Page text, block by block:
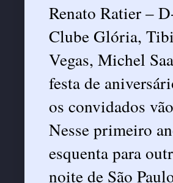
Renato Ratier –
Clube Glória,
Vegas, Michel
festa de
os convidados
Nesse primeiro
esquenta para
noite de São